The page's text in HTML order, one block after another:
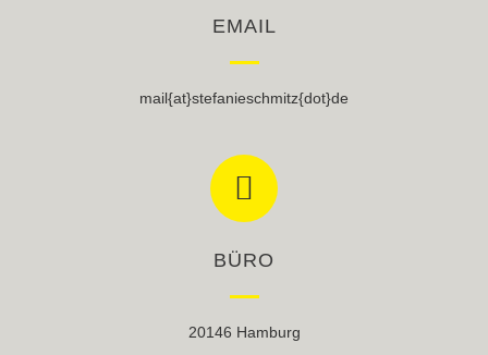
EMAIL
mail{at}stefanieschmitz{dot}de
BÜRO
20146 Hamburg